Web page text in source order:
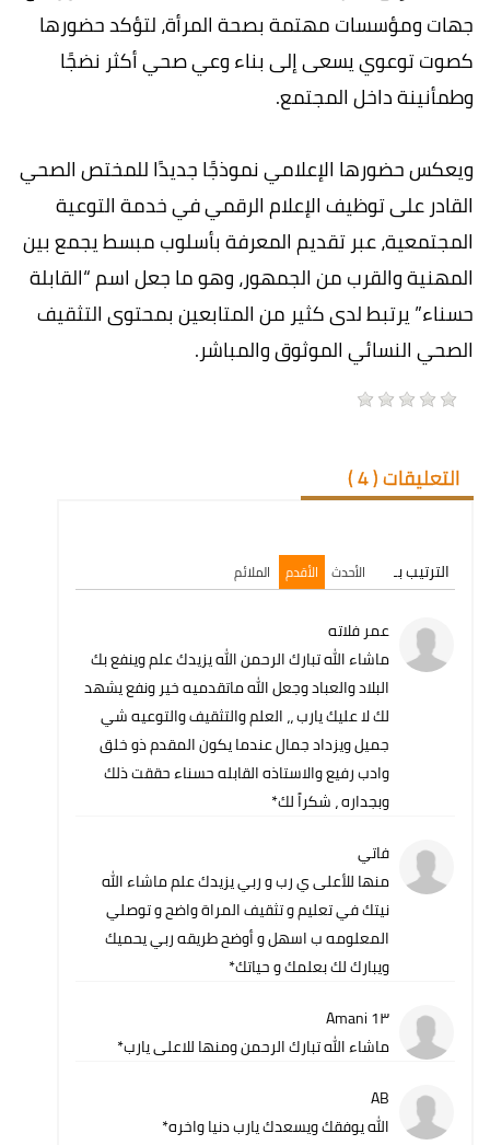
جهات ومؤسسات مهتمة بصحة المرأة، لتؤكد حضورها
كصوت توعوي يسعى إلى بناء وعي صحي أكثر نضجًا
وطمأنينة داخل المجتمع.
ويعكس حضورها الإعلامي نموذجًا جديدًا للمختص الصحي
القادر على توظيف الإعلام الرقمي في خدمة التوعية
المجتمعية، عبر تقديم المعرفة بأسلوب مبسط يجمع بين
المهنية والقرب من الجمهور، وهو ما جعل اسم “القابلة
حسناء” يرتبط لدى كثير من المتابعين بمحتوى التثقيف
الصحي النسائي الموثوق والمباشر.
التعليقات (4
)
الترتيب بـ الأحدث الأقدم الملائم
عمر فلاته
ماشاء الله تبارك الرحمن الله يزيدك علم وينفع بك
البلاد والعباد وجعل الله ماتقدميه خير ونفع يشهد
لك لا عليك يارب ،، العلم والتثقيف والتوعيه شي
جميل ويزداد جمال عندما يكون المقدم ذو خلق
وادب رفيع والاستاذه القابله حسناء حققت ذلك
وبجداره ، شكراً لك*
فاتي
منها للأعلى ي رب و ربي يزيدك علم ماشاء الله
نيتك في تعليم و تثقيف المراة واضح و توصلي
المعلومه ب اسهل و أوضح طريقه ربي يحميك
ويبارك لك بعلمك و حياتك*
Amani 1٣
ماشاء الله تبارك الرحمن ومنها للاعلى يارب*
AB
الله يوفقك ويسعدك يارب دنيا واخره*